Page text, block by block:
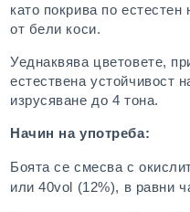
като покрива по
от бели коси.
Уеднаквява цветовете,
естествена устойчивост
изрусяване до 4 тона.
Начин на употреба:
Боята се смесва с
или 40vol (12%), в равни